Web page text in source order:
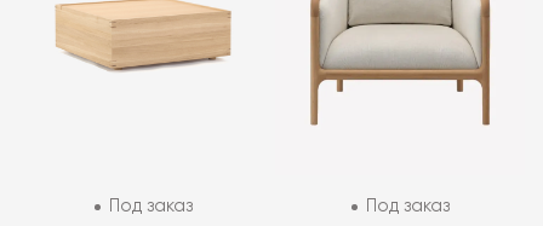
Под заказ
Под заказ